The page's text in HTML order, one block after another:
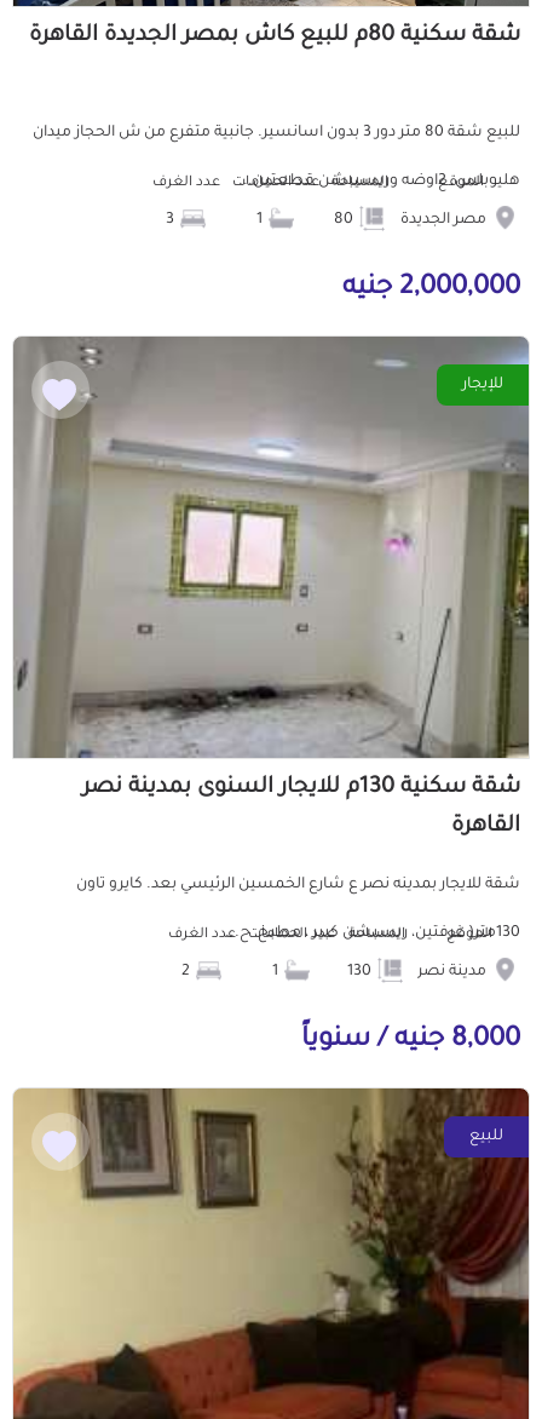
شقة سكنية 80م للبيع كاش بمصر الجديدة القاهرة
للبيع شقة 80 متر دور 3 بدون اسانسير. جانبية متفرع من ش الحجاز ميدان
هليوبلس. 2اوضه وريسيبشن قطعتين...
الموقع
مصر الجديدة
المساحة عدد الحمامات عدد الغرف
2,000,000 جنيه
للإيجار
شقة سكنية 130م للايجار السنوى بمدينة نصر
القاهرة
شقة للايجار بمدينه نصر ع شارع الخمسين الرئيسي بعد. كايرو تاون
130متر( غرفتين، ريسبشن كبير ، مطبخ، ح... الموقع
مدينة نصر
المساحة عدد الحمامات عدد الغرف
8,000 جنيه / سنوياً
للبيع